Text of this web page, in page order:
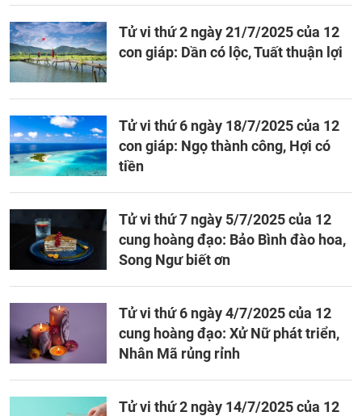
Tử vi thứ 2 ngày 21/7/2025 của 12
con giáp: Dần có lộc, Tuất thuận lợi
Tử vi thứ 6 ngày 18/7/2025 của 12
con giáp: Ngọ thành công, Hợi có
tiền
Tử vi thứ 7 ngày 5/7/2025 của 12
cung hoàng đạo: Bảo Bình đào hoa,
Song Ngư biết ơn
Tử vi thứ 6 ngày 4/7/2025 của 12
cung hoàng đạo: Xử Nữ phát triển,
Nhân Mã rủng rỉnh
Tử vi thứ 2 ngày 14/7/2025 của 12